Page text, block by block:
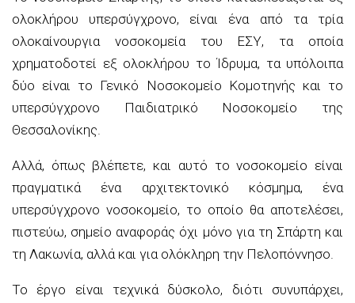
ολοκλήρου υπερσύγχρονο, είναι ένα από τα τρία
ολοκαίνουργια νοσοκομεία του ΕΣΥ, τα οποία
χρηματοδοτεί εξ ολοκλήρου το Ίδρυμα, τα υπόλοιπα
δύο είναι το Γενικό Νοσοκομείο Κομοτηνής και το
υπερσύγχρονο Παιδιατρικό Νοσοκομείο της
Θεσσαλονίκης.
Αλλά, όπως βλέπετε, και αυτό το νοσοκομείο είναι
πραγματικά ένα αρχιτεκτονικό κόσμημα, ένα
υπερσύγχρονο νοσοκομείο, το οποίο θα αποτελέσει,
πιστεύω, σημείο αναφοράς όχι μόνο για τη Σπάρτη και
τη Λακωνία, αλλά και για ολόκληρη την Πελοπόννησο.
Το έργο είναι τεχνικά δύσκολο, διότι συνυπάρχει,